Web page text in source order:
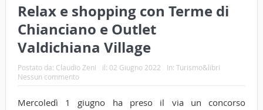
Relax e shopping con Terme di
Chianciano e Outlet
Valdichiana Village
Postato da: Claudio Zeni il: 02 Giugno 2022 In: Turismo&libri
Nessun commento
Mercoledì 1 giugno ha preso il via un concorso